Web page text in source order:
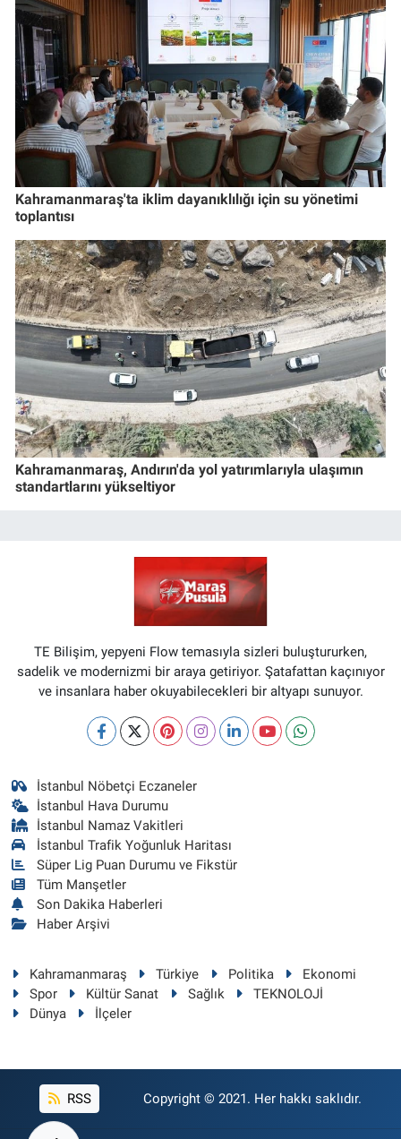
Kahramanmaraş'ta iklim dayanıklılığı için su yönetimi
toplantısı
Kahramanmaraş, Andırın'da yol yatırımlarıyla ulaşımın
standartlarını yükseltiyor
TE Bilişim, yepyeni Flow temasıyla sizleri buluştururken,
sadelik ve modernizmi bir araya getiriyor. Şatafattan kaçınıyor
ve insanlara haber okuyabilecekleri bir altyapı sunuyor.
İstanbul Nöbetçi Eczaneler
İstanbul Hava Durumu
İstanbul Namaz Vakitleri
İstanbul Trafik Yoğunluk Haritası
Süper Lig Puan Durumu ve Fikstür
Tüm Manşetler
Son Dakika Haberleri
Haber Arşivi
Kahramanmaraş Türkiye Politika
Ekonomi
Spor
Kültür Sanat Sağlık
TEKNOLOJİ
Dünya
İlçeler
RSS Copyright © 2021. Her hakkı saklıdır.